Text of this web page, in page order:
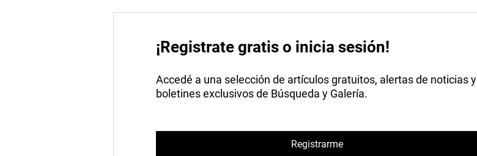
¡Registrate gratis o inicia sesión!
Accedé a una selección de artículos gratuitos, alertas de noticias y
boletines exclusivos de Búsqueda y Galería.
Registrarme